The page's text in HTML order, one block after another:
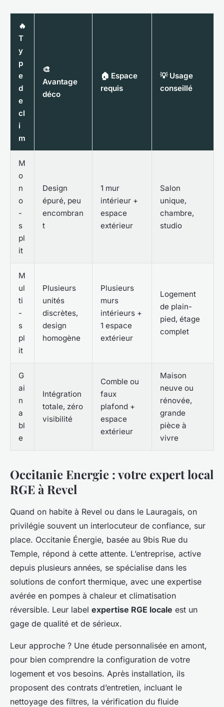
🔥
T
y
p
e
d
e
cl
i
m
🎨
Avantage
déco
🏠 Espace
requis
💡 Usage
conseillé
M
o
n
o
-
s
pl
it
Design
épuré, peu
encombran
t
1 mur
intérieur +
espace
extérieur
Salon
unique,
chambre,
studio
M
ul
ti
-
s
pl
it
Plusieurs
unités
discrètes,
design
homogène
Plusieurs
murs
intérieurs +
1 espace
extérieur
Logement
de plain-
pied, étage
complet
G
ai
n
a
bl
e
Intégration
totale, zéro
visibilité
Comble ou
faux
plafond +
espace
extérieur
Maison
neuve ou
rénovée,
grande
pièce à
vivre
Occitanie Energie : votre expert local
RGE à Revel
Quand on habite à Revel ou dans le Lauragais, on
privilégie souvent un interlocuteur de confiance, sur
place. Occitanie Énergie, basée au 9bis Rue du
Temple, répond à cette attente. L’entreprise, active
depuis plusieurs années, se spécialise dans les
solutions de confort thermique, avec une expertise
avérée en pompes à chaleur et climatisation
réversible. Leur label expertise RGE locale est un
gage de qualité et de sérieux.
Leur approche ? Une étude personnalisée en amont,
pour bien comprendre la configuration de votre
logement et vos besoins. Après installation, ils
proposent des contrats d’entretien, incluant le
nettoyage des filtres, la vérification du fluide